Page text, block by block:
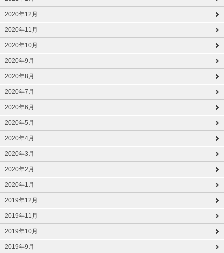
2020年12月
2020年11月
2020年10月
2020年9月
2020年8月
2020年7月
2020年6月
2020年5月
2020年4月
2020年3月
2020年2月
2020年1月
2019年12月
2019年11月
2019年10月
2019年9月